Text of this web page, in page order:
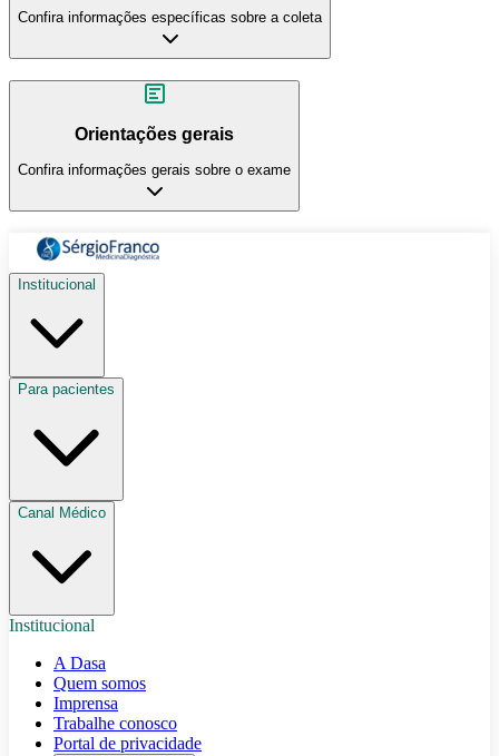
Confira informações específicas sobre a coleta
Orientações gerais
Confira informações gerais sobre o exame
Institucional
Para pacientes
Canal Médico
Institucional
A Dasa
Quem somos
Imprensa
Trabalhe conosco
Portal de privacidade